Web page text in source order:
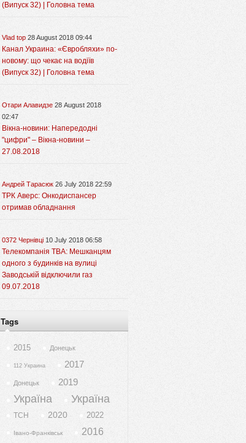
(Випуск 32) | Головна тема
Vlad top 28 August 2018 09:44
Канал Украина: «Євробляхи» по-
новому: що чекає на водіїв
(Випуск 32) | Головна тема
Отари Алавидзе 28 August 2018
02:47
Вікна-новини: Напередодні
"цифри" – Вікна-новини –
27.08.2018
Андрей Тарасюк 26 July 2018 22:59
ТРК Аверс: Онкодиспансер
отримав обладнання
0372 Чернівці 10 July 2018 06:58
Телекомпанія ТВА: Мешканцям
одного з будинків на вулиці
Заводській відключили газ
09.07.2018
Tags
2015 Донецьк
112 Украина 2017
Донецьк 2019
Україна Україна
ТСН 2020 2022
Івано-Франківськ 2016